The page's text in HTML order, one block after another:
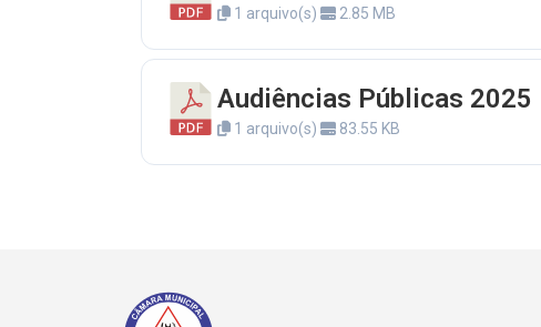
1 arquivo(s) 2.85 MB
Audiências Públicas 2025
1 arquivo(s) 83.55 KB